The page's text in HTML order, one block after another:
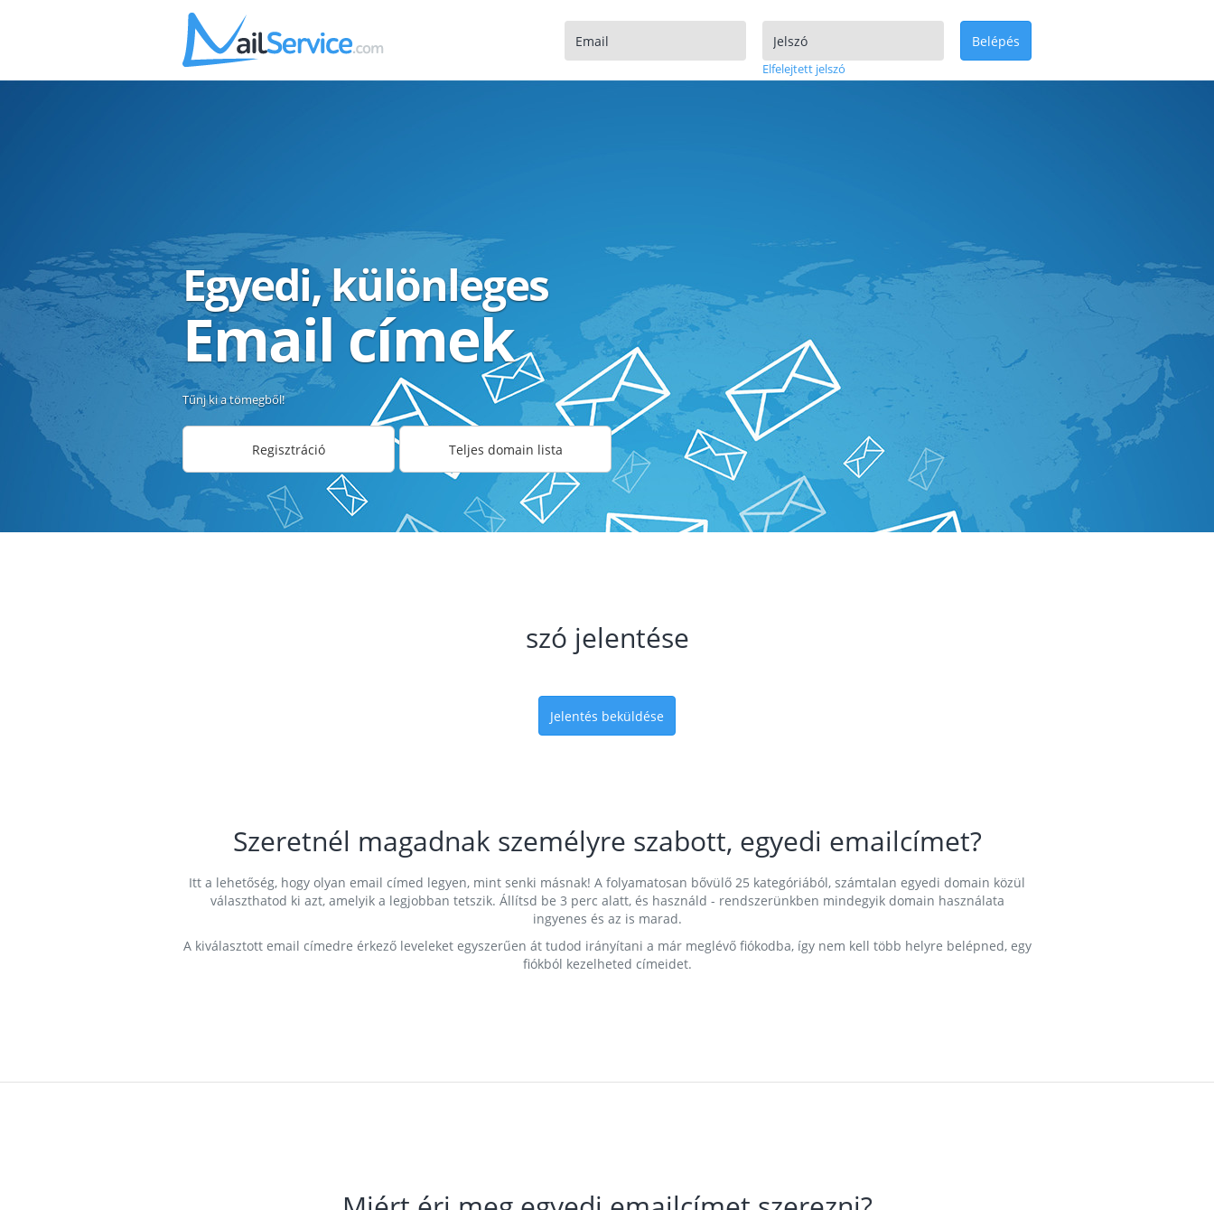
Elfelejtett jelszó
Belépés
Egyedi, különleges
Email címek
Tűnj ki a tömegből!
Regisztráció Teljes domain lista
szó jelentése
Jelentés beküldése
Szeretnél magadnak személyre szabott, egyedi emailcímet?
Itt a lehetőség, hogy olyan email címed legyen, mint senki másnak! A folyamatosan bővülő 25 kategóriából, számtalan egyedi domain közül
választhatod ki azt, amelyik a legjobban tetszik. Állítsd be 3 perc alatt, és használd - rendszerünkben mindegyik domain használata
ingyenes és az is marad.
A kiválasztott email címedre érkező leveleket egyszerűen át tudod irányítani a már meglévő fiókodba, így nem kell több helyre belépned, egy
fiókból kezelheted címeidet.